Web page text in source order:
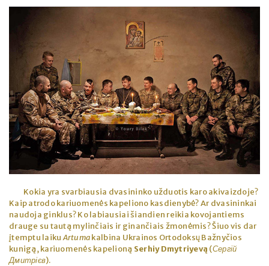
Kokia yra svarbiausia dvasininko užduotis karo akivaizdoje?
Kaip atrodo kariuomenės kapeliono kasdienybė? Ar dvasininkai
naudoja ginklus? Ko labiausiai šiandien reikia kovojantiems
drauge su tautą mylinčiais ir ginančiais žmonėmis? Šiuo vis dar
įtemptu laikuArtumakalbina Ukrainos Ortodoksų Bažnyčios
kunigą, kariuomenės kapelioną Serhiy Dmytriyevą (Сергій
Дмитрієв).